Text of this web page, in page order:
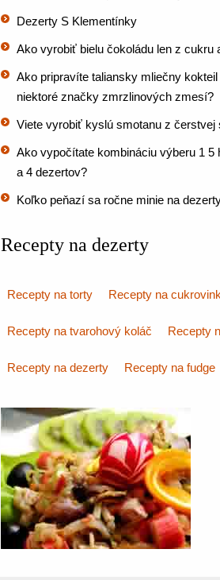
Dezerty S Klementínky
Ako vyrobiť bielu čokoládu len z cukru
Ako pripravíte taliansky mliečny
niektoré značky zmrzlinových zmesí?
Viete vyrobiť kyslú smotanu z čerstvej
Ako vypočítate kombináciu výberu 1 5
a 4 dezertov?
Koľko peňazí sa ročne minie na
Recepty na dezerty
Recepty na torty Recepty na
Recepty na tvarohový koláč Recepty
Recepty na dezerty Recepty na fudge